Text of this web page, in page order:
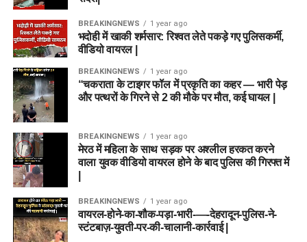
BREAKINGNEWS 1 year ago
भदोही में खाकी शर्मसार: रिश्वत लेते पकड़े गए पुलिसकर्मी,
वीडियो वायरल |
BREAKINGNEWS 1 year ago
“चकराता के टाइगर फॉल में प्रकृति का कहर — भारी पेड़
और पत्थरों के गिरने से 2 की मौके पर मौत, कई घायल |
BREAKINGNEWS 1 year ago
मेरठ में महिला के साथ सड़क पर अश्लील हरकत करने
वाला युवक वीडियो वायरल होने के बाद पुलिस की गिरफ्त में
BREAKINGNEWS 1 year ago
वायरल-होने-का-शौक-पड़ा-भारी-—-देहरादून-पुलिस-ने-
स्टंटबाज़-युवती-पर-की-चालानी-कार्रवाई |